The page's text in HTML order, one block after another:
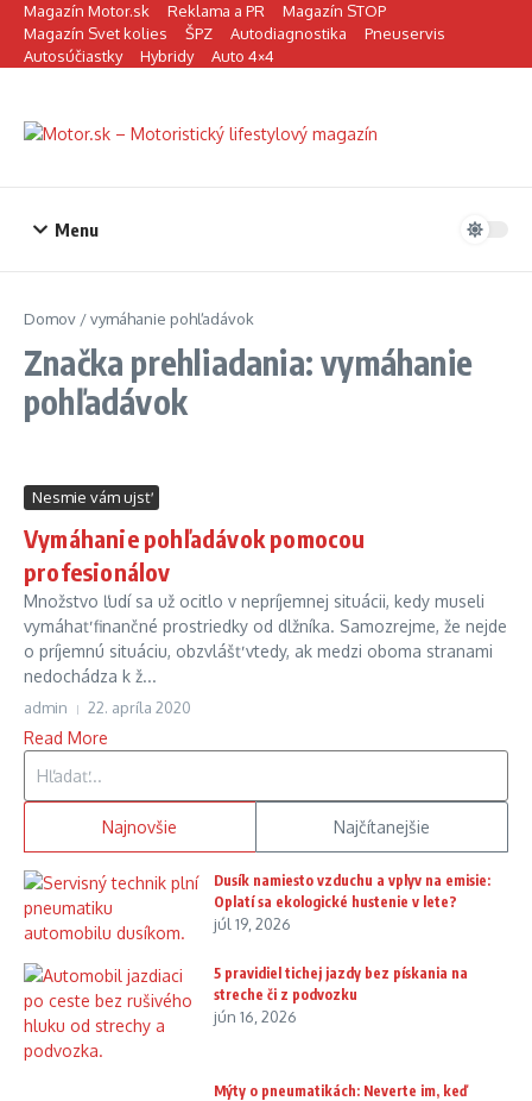
Preskočiť na obsah
Magazín Motor.sk Reklama a PR
Magazín STOP
Magazín Svet kolies
ŠPZ Autodiagnostika
Pneuservis
Autosúčiastky
Hybridy Auto 4×4
Menu
Domov /vymáhanie pohľadávok
Značka prehliadania: vymáhanie
pohľadávok
Nesmie vám ujsť
Vymáhanie pohľadávok pomocou
profesionálov
Množstvo ľudí sa už ocitlo v nepríjemnej situácii, kedy museli
vymáhať finančné prostriedky od dlžníka. Samozrejme, že nejde
o príjemnú situáciu, obzvlášť vtedy, ak medzi oboma stranami
nedochádza k ž...
admin 22. apríla 2020
Read More
Najnovšie Najčítanejšie
Dusík namiesto vzduchu a vplyv na emisie:
Oplatí sa ekologické hustenie v lete?
júl 19, 2026
5 pravidiel tichej jazdy bez pískania na
streche či z podvozku
jún 16, 2026
Mýty o pneumatikách: Neverte im, keď